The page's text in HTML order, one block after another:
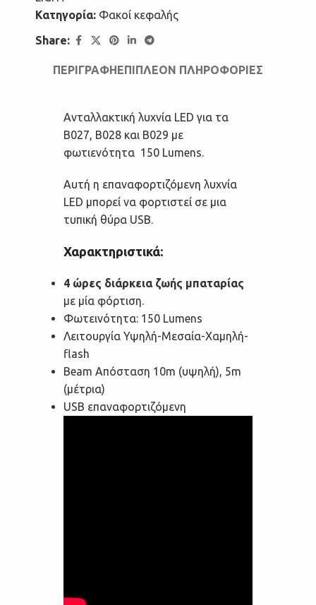
Κατηγορία: Φακοί κεφαλής
Share:
ΠΕΡΙΓΡΑΦΉΕΠΙΠΛΈΟΝ ΠΛΗΡΟΦΟΡΊΕΣ
Ανταλλακτική λυχνία LED για τα
B027, B028 και B029 με
φωτιενότητα 150 Lumens.
Αυτή η επαναφορτιζόμενη λυχνία
LED μπορεί να φορτιστεί σε μια
τυπική θύρα USB.
Χαρακτηριστικά:
4 ώρες διάρκεια ζωής μπαταρίας
με μία φόρτιση.
Φωτεινότητα: 150 Lumens
Λειτουργία Υψηλή-Μεσαία-Χαμηλή-
flash
Beam Απόσταση 10m (υψηλή), 5m
(μέτρια)
USB επαναφορτιζόμενη